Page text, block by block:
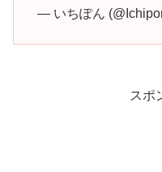
— いちぽん
スポ